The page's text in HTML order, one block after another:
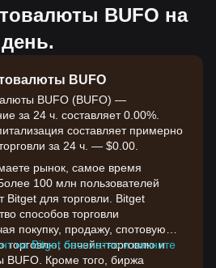
BUFO на
BUFO
BUFO (BUFO) —
за 24 ч. составляет 0.00%.
составляет примерно
за 24 ч. — $0.00.
рынок, самое время
100 млн пользователей
Bitget для торговли. Bitget
способов торговли
покупку, продажу, спотовую
ончейн-торговлю и
BUFO. Кроме того, биржа
на Bitget бесплатно и начните